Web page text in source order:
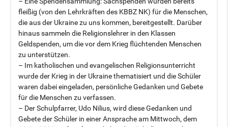
fleißig (von den Lehrkräften des KBBZ NK) für die Menschen,
die aus der Ukraine zu uns kommen, bereitgestellt. Darüber
hinaus sammeln die Religionslehrer in den Klassen
Geldspenden, um die vor dem Krieg flüchtenden Menschen
zu unterstützen.
– Im katholischen und evangelischen Religionsunterricht
wurde der Krieg in der Ukraine thematisiert und die Schüler
waren dabei eingeladen, persönliche Gedanken und Gebete
für die Menschen zu verfassen.
– Der Schulpfarrer, Udo Nilius, wird diese Gedanken und
Gebete der Schüler in einer Ansprache am Mittwoch, dem